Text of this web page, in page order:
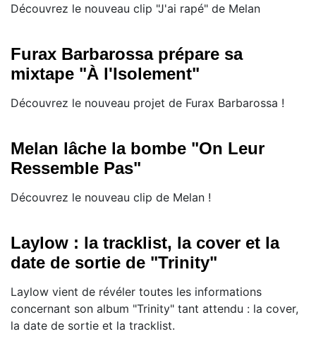
Découvrez le nouveau clip "J'ai rapé" de Melan
Furax Barbarossa prépare sa
mixtape "À l'Isolement"
Découvrez le nouveau projet de Furax Barbarossa !
Melan lâche la bombe "On Leur
Ressemble Pas"
Découvrez le nouveau clip de Melan !
Laylow : la tracklist, la cover et la
date de sortie de "Trinity"
Laylow vient de révéler toutes les informations
concernant son album "Trinity" tant attendu : la cover,
la date de sortie et la tracklist.